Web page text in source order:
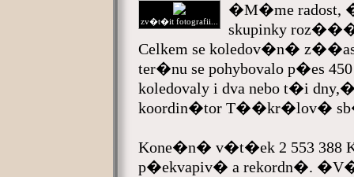
zv�t�it fotografii...
�M�me radost,
skupinky
Celkem se koledov�n�
ter�nu se pohybovalo p�es
koledovaly i dva nebo t�i
koordin�tor T��kr�lov�
Kone�n� v�t�ek 2 553 388
p�ekvapiv� a rekordn�.